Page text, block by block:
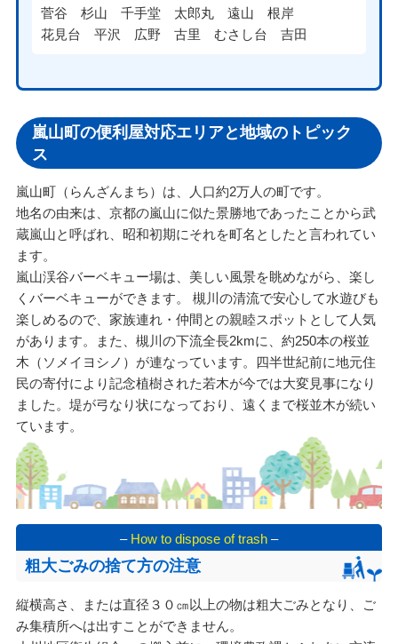
菅谷
杉山 千手堂 太郎丸 遠山
根岸
花見台
平沢 広野 古里 むさし台 吉田
嵐山町の便利屋対応エリアと地域のトピック
ス
嵐山町（らんざんまち）は、人口約2万人の町です。
地名の由来は、京都の嵐山に似た景勝地であったことから武
蔵嵐山と呼ばれ、昭和初期にそれを町名としたと言われてい
ます。
嵐山渓谷バーベキュー場は、美しい風景を眺めながら、楽し
くバーベキューができます。 槻川の清流で安心して水遊びも
楽しめるので、家族連れ・仲間との親睦スポットとして人気
があります。また、槻川の下流全長2kmに、約250本の桜並
木（ソメイヨシノ）が連なっています。四半世紀前に地元住
民の寄付により記念植樹された若木が今では大変見事になり
ました。堤が弓なり状になっており、遠くまで桜並木が続い
ています。
– How to dispose of trash –
粗大ごみの捨て方の注意
縦横高さ、または直径３０㎝以上の物は粗大ごみとなり、ご
み集積所へは出すことができません。